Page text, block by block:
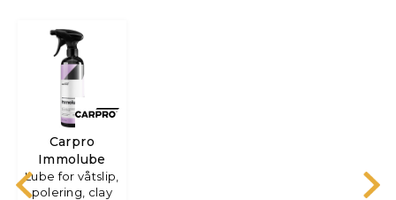
Carpro
Immolube
Lube for våtslip,
polering, clay